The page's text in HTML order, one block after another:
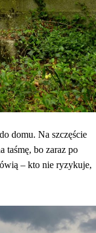
domu. Na szczęście
taśmę, bo zaraz po
– kto nie ryzykuje,